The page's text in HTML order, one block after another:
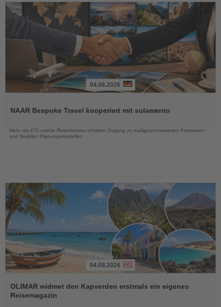
die
04.08.2026
NAAR Bespoke Travel kooperiert mit solamento
Mehr als 470 mobile Reiseberater erhalten Zugang zu maßgeschneiderten Fernreisen
und flexiblen Planungsmodellen
Sie
die
Nachrichten
04.08.2026
OLIMAR widmet den Kapverden erstmals ein eigenes
Reisemagazin